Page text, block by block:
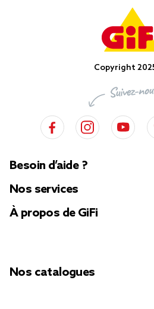
Copyright
Besoin d’aide ?
Nos services
À propos de GiFi
Nos catalogues